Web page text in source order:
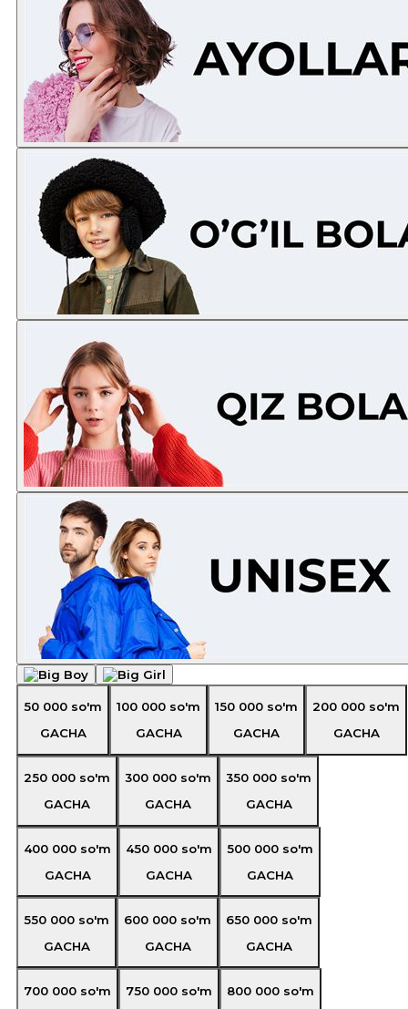
50 000 so'm
GACHA
100 000 so'm
GACHA
150 000 so'm
GACHA
200 000 so'm
GACHA
250 000 so'm
GACHA
300 000 so'm
GACHA
350 000 so'm
GACHA
400 000 so'm
GACHA
450 000 so'm
GACHA
500 000 so'm
GACHA
550 000 so'm
GACHA
600 000 so'm
GACHA
650 000 so'm
GACHA
700 000 so'm
750 000 so'm
800 000 so'm